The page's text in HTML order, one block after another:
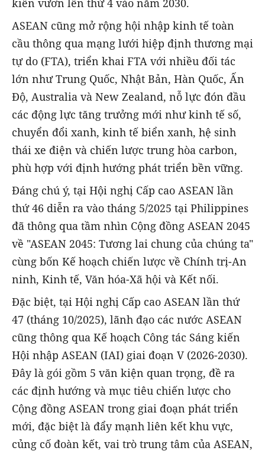
ASEAN cũng mở rộng hội nhập kinh tế toàn
cầu thông qua mạng lưới hiệp định thương mại
tự do (FTA), triển khai FTA với nhiều đối tác
lớn như Trung Quốc, Nhật Bản, Hàn Quốc, Ấn
Độ, Australia và New Zealand, nỗ lực đón đầu
các động lực tăng trưởng mới như kinh tế số,
chuyển đổi xanh, kinh tế biển xanh, hệ sinh
thái xe điện và chiến lược trung hòa carbon,
phù hợp với định hướng phát triển bền vững.
Đáng chú ý, tại Hội nghị Cấp cao ASEAN lần
thứ 46 diễn ra vào tháng 5/2025 tại Philippines
đã thông qua tầm nhìn Cộng đồng ASEAN 2045
về "ASEAN 2045: Tương lai chung của chúng ta"
cùng bốn Kế hoạch chiến lược về Chính trị-An
ninh, Kinh tế, Văn hóa-Xã hội và Kết nối.
Đặc biệt, tại Hội nghị Cấp cao ASEAN lần thứ
47 (tháng 10/2025), lãnh đạo các nước ASEAN
cũng thông qua Kế hoạch Công tác Sáng kiến
Hội nhập ASEAN (IAI) giai đoạn V (2026-2030).
Đây là gói gồm 5 văn kiện quan trọng, đề ra
các định hướng và mục tiêu chiến lược cho
Cộng đồng ASEAN trong giai đoạn phát triển
mới, đặc biệt là đẩy mạnh liên kết khu vực,
củng cố đoàn kết, vai trò trung tâm của ASEAN,